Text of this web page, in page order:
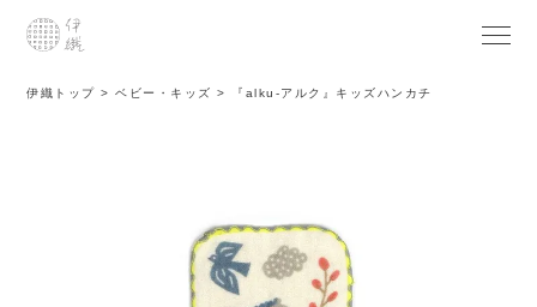
伊織トップ ベビー・キッズ 『alku-アルク』キッズハンカチ